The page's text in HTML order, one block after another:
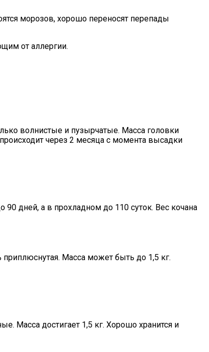
морозов, хорошо переносят перепады
от аллергии.
волнистые и пузырчатые. Масса головки
через 2 месяца с момента высадки
дней, а в прохладном до 110 суток. Вес кочана
Масса может быть до 1,5 кг.
Масса достигает 1,5 кг. Хорошо хранится и